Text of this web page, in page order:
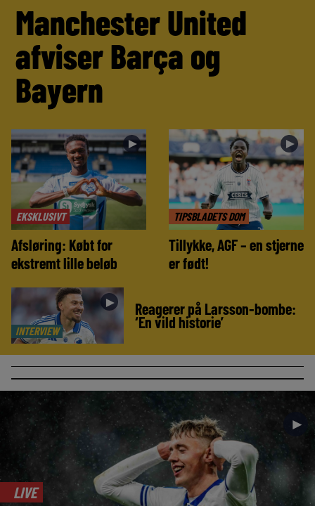
Manchester United
afviser Barça og
Bayern
EKSKLUSIVT
►
Afsløring: Købt for
ekstremt lille beløb
TIPSBLADETS DOM
►
Tillykke, AGF – en stjerne
er født!
INTERVIEW
► Reagerer på Larsson-bombe:
‘En vild historie’
►
LIVE